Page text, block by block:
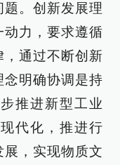
。创新发展理
动力，要求遵循
，通过不断创新
念明确协调是持
推进新型工业
代化，推进行
，实现物质文